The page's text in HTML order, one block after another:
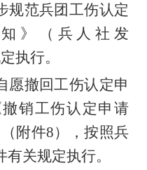
规范兵团工伤认定
》（兵人社发
执行。
愿撤回工伤认定申
撤销工伤认定申请
（附件8），按照兵
有关规定执行。